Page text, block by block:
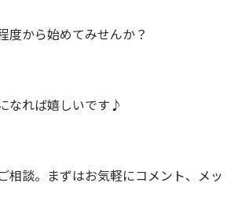
度から始めてみせんか？
なれば嬉しいです♪
相談。まずはお気軽にコメント、メッ